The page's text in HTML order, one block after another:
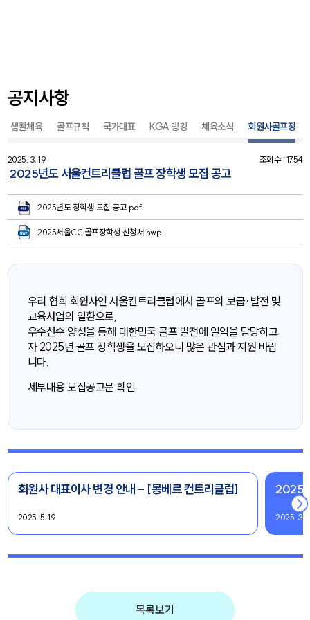
공지사항
생활체육 골프규칙 국가대표 KGA 랭킹 체육소식 회원사골프장
2025. 3. 19 조회수 : 1754
2025년도 서울컨트리클럽 골프 장학생 모집 공고
2025년도 장학생 모집 공고.pdf
2025서울CC 골프장학생 신청서.hwp
우리 협회 회원사인 서울컨트리클럽에서 골프의 보급·발전 및
교육사업의 일환으로,
우수선수 양성을 통해 대한민국 골프 발전에 일익을 담당하고
자 2025년 골프 장학생을 모집하오니 많은 관심과 지원 바랍
니다.
세부내용 모집공고문 확인.
회원사 대표이사 변경 안내 - [몽베르 컨트리클럽]
2025. 5. 19
2025
2025. 3.
목록보기